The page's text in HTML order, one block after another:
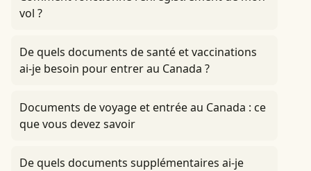
vol ?
De quels documents de santé et vaccinations
ai-je besoin pour entrer au Canada ?
Documents de voyage et entrée au Canada : ce
que vous devez savoir
De quels documents supplémentaires ai-je